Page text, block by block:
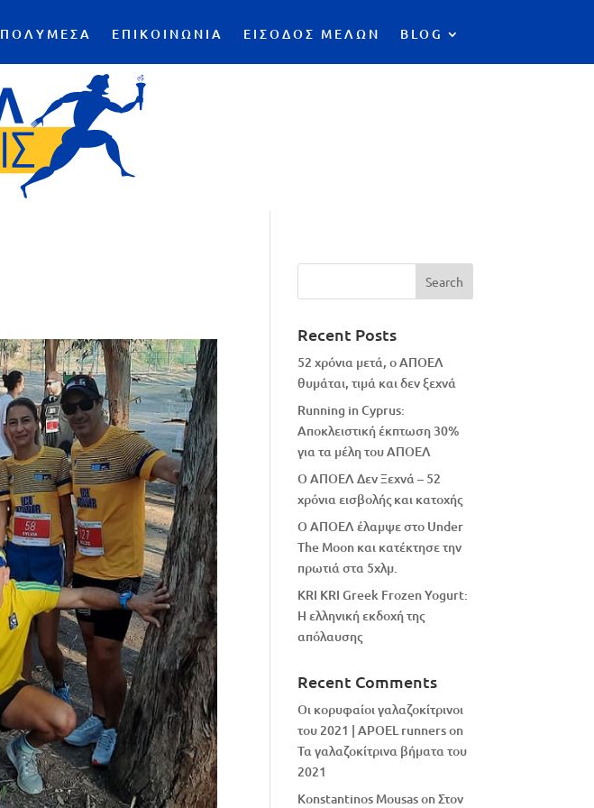
ΠΟΛΥΜΕΣΑ ΕΠΙΚΟΙΝΩΝΙΑ ΕΙΣΟΔΟΣ ΜΕΛΩΝ BLOG
Recent Posts
52 χρόνια μετά, ο ΑΠΟΕΛ
θυμάται, τιμά και δεν ξεχνά
Running in Cyprus:
Αποκλειστική έκπτωση 30%
για τα μέλη του ΑΠΟΕΛ
Ο ΑΠΟΕΛ Δεν Ξεχνά – 52
χρόνια εισβολής και κατοχής
Ο ΑΠΟΕΛ έλαμψε στο Under
The Moon και κατέκτησε την
πρωτιά στα 5χλμ.
KRI KRI Greek Frozen Yogurt:
Η ελληνική εκδοχή της
απόλαυσης
Recent Comments
Οι κορυφαίοι γαλαζοκίτρινοι
του 2021 | APOEL runnerson
Τα γαλαζοκίτρινα βήματα του
2021
Konstantinos MousasonΣτον